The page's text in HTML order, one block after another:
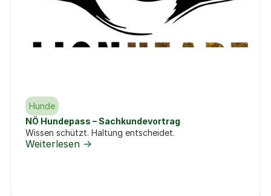
Hunde
NÖ Hundepass – Sachkundevortrag
Wissen schützt. Haltung entscheidet.
Weiterlesen ->